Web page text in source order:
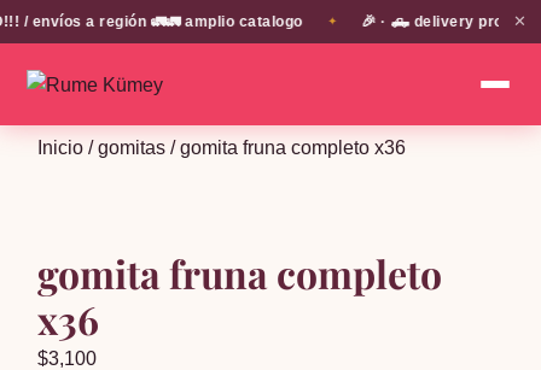
envíos a región 🚛🚛 amplio catalogo 🎉 · 🛻 delivery propio en
✕
Inicio /gomitas / gomita fruna completo x36
gomita fruna completo
x36
$3,100